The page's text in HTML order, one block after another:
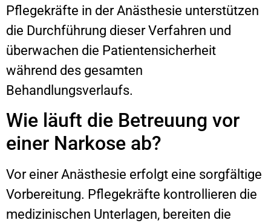
Pflegekräfte in der Anästhesie unterstützen
die Durchführung dieser Verfahren und
überwachen die Patientensicherheit
während des gesamten
Behandlungsverlaufs.
Wie läuft die Betreuung vor
einer Narkose ab?
Vor einer Anästhesie erfolgt eine sorgfältige
Vorbereitung. Pflegekräfte kontrollieren die
medizinischen Unterlagen, bereiten die